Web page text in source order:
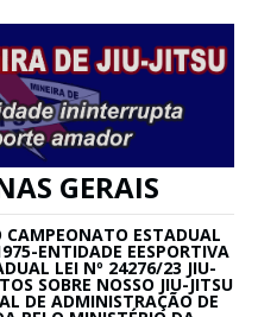
GERAIS
CAMPEONATO ESTADUAL
ENTIDADE EESPORTIVA
LEI Nº 24276/23 JIU-
SOBRE NOSSO JIU-JITSU
DE ADMINISTRAÇÃO DE